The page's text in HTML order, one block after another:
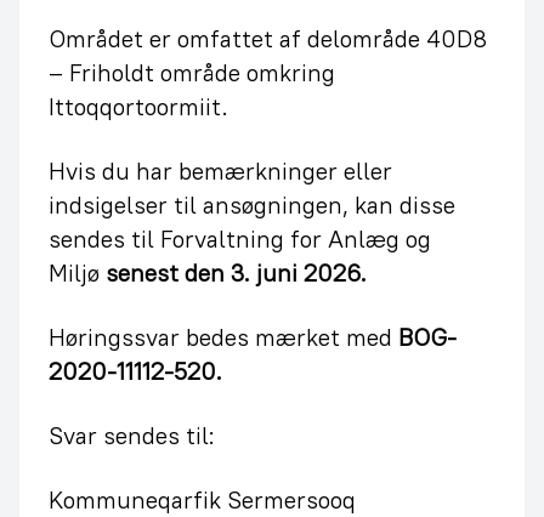
Området er omfattet af delområde 40D8
– Friholdt område omkring
Ittoqqortoormiit.
Hvis du har bemærkninger eller
indsigelser til ansøgningen, kan disse
sendes til Forvaltning for Anlæg og
Miljø senest den 3. juni 2026.
Høringssvar bedes mærket med BOG-
2020-11112-520.
Svar sendes til:
Kommuneqarfik Sermersooq